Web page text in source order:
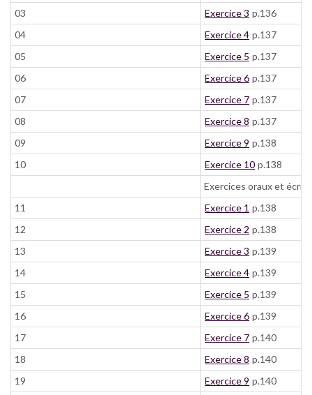
03
Exercice 3 p.136
04
Exercice 4 p.137
05
Exercice 5 p.137
06
Exercice 6 p.137
07
Exercice 7 p.137
08
Exercice 8 p.137
09
Exercice 9 p.138
10
Exercice 10 p.138
Exercices oraux et écrits
11
Exercice 1 p.138
12
Exercice 2 p.138
13
Exercice 3 p.139
14
Exercice 4 p.139
15
Exercice 5 p.139
16
Exercice 6 p.139
17
Exercice 7 p.140
18
Exercice 8 p.140
19
Exercice 9 p.140